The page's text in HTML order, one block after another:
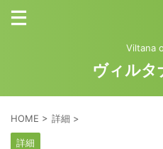
Viltana
ヴィルタ
HOME > 詳細 >
詳細